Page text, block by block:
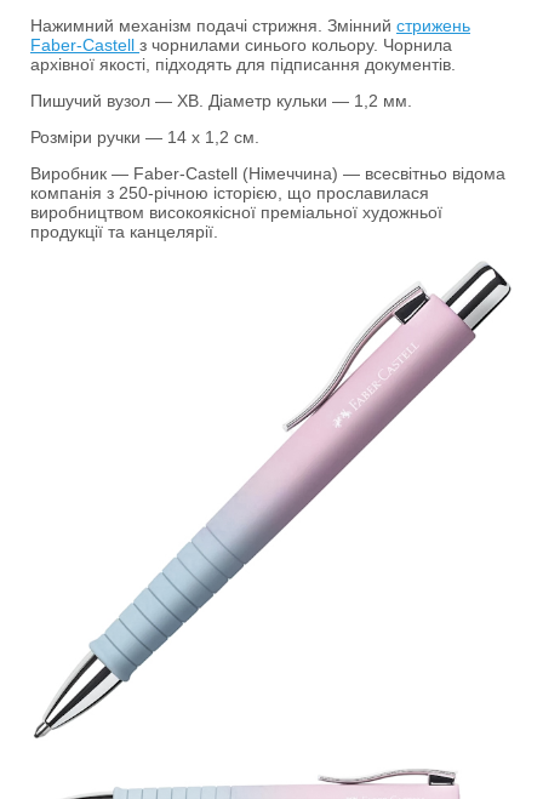
Нажимний механізм подачі стрижня. Змінний стрижень
Faber-Castell з чорнилами синього кольору. Чорнила
архівної якості, підходять для підписання документів.
Пишучий вузол — XB. Діаметр кульки — 1,2 мм.
Розміри ручки — 14 х 1,2 см.
Виробник — Faber-Castell (Німеччина) — всесвітньо відома
компанія з 250-річною історією, що прославилася
виробництвом високоякісної преміальної художньої
продукції та канцелярії.